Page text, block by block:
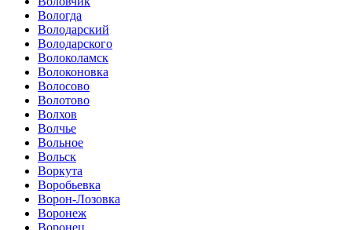
Вологда
Володарский
Володарского
Волоколамск
Волоконовка
Волосово
Волотово
Волхов
Волчье
Вольное
Вольск
Воркута
Воробьевка
Ворон-Лозовка
Воронеж
Воронец